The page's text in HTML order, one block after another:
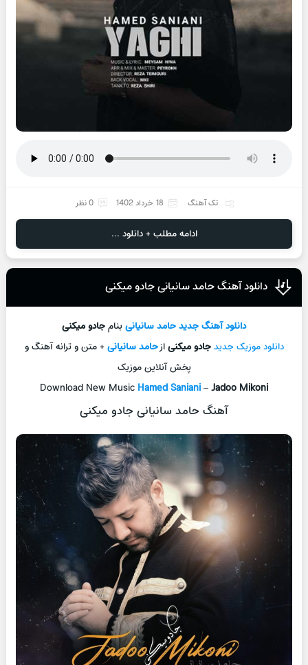
تک آهنگ 18 خرداد 1402 0 نظر
ادامه مطلب + دانلود ...
دانلود آهنگ حامد سانیانی جادو میکنی
دانلود آهنگ جديدحامد سانیانیبنامجادو میکنی
دانلود موزیک جديدجادو میکنیازحامد سانیانی+ متن و ترانه آهنگ و
پخش آنلاين موزيک
Download New Music Hamed Saniani–Jadoo Mikoni
آهنگ حامد سانیانی جادو میکنی